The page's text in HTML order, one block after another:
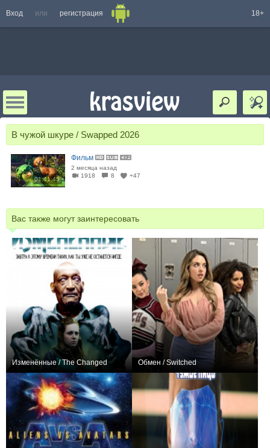
Вход или регистрация 18+
В чужой шкуре / Swapped 2026
01:41:45
Фильм
2 месяца назад
1918
8 +47
Вас также могут заинтересовать
Изменённые / The Changed Обмен / Switched